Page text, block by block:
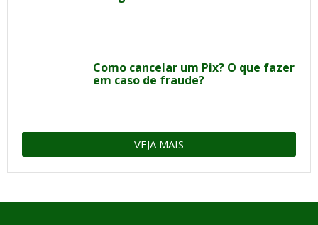
Como cancelar um Pix? O que fazer
em caso de fraude?
VEJA MAIS